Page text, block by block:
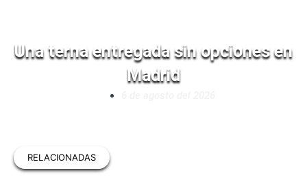
Una terna entregada sin opciones en
Madrid
RELACIONADAS